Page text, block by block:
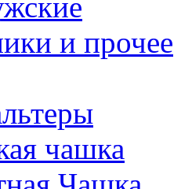
и прочее
чашка